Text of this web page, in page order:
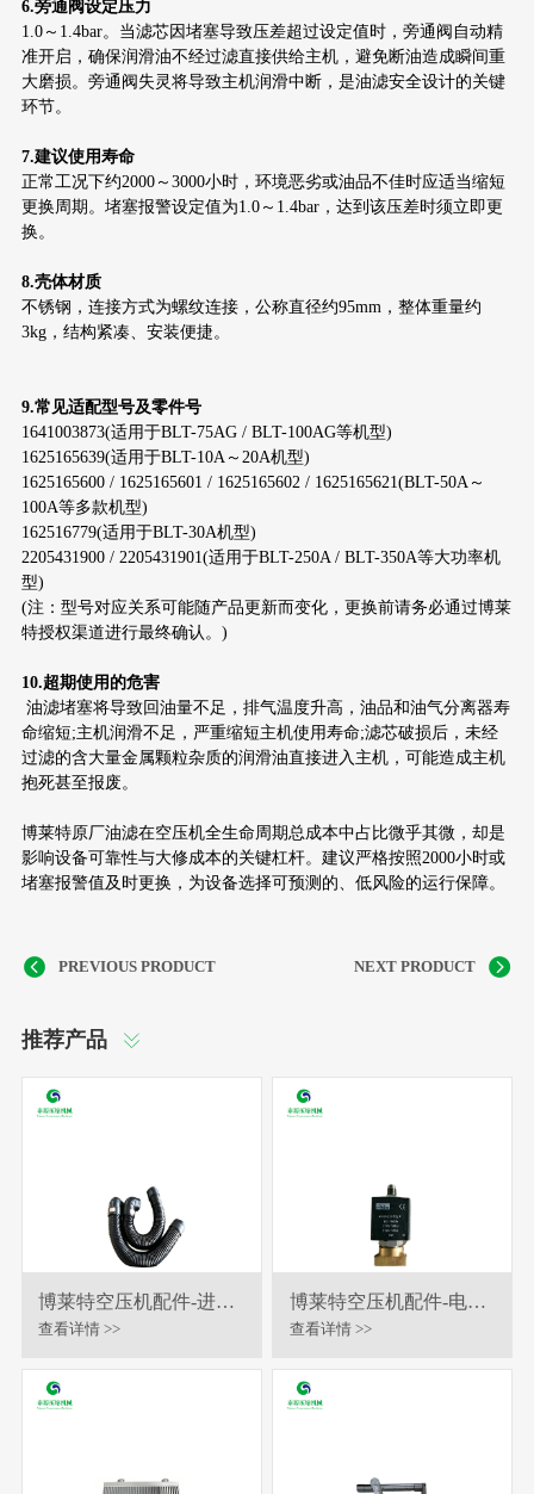
6.旁通阀设定压力
1.0～1.4bar。当滤芯因堵塞导致压差超过设定值时，旁通阀自动精
准开启，确保润滑油不经过滤直接供给主机，避免断油造成瞬间重
大磨损。旁通阀失灵将导致主机润滑中断，是油滤安全设计的关键
环节。
7.建议使用寿命
正常工况下约2000～3000小时，环境恶劣或油品不佳时应适当缩短
更换周期。堵塞报警设定值为1.0～1.4bar，达到该压差时须立即更
换。
8.壳体材质
不锈钢，连接方式为螺纹连接，公称直径约95mm，整体重量约
3kg，结构紧凑、安装便捷。
9.常见适配型号及零件号
1641003873(适用于BLT-75AG / BLT-100AG等机型)
1625165639(适用于BLT-10A～20A机型)
1625165600 / 1625165601 / 1625165602 / 1625165621(BLT-50A～
100A等多款机型)
162516779(适用于BLT-30A机型)
2205431900 / 2205431901(适用于BLT-250A / BLT-350A等大功率机
型)
(注：型号对应关系可能随产品更新而变化，更换前请务必通过博莱
特授权渠道进行最终确认。)
10.超期使用的危害
油滤堵塞将导致回油量不足，排气温度升高，油品和油气分离器寿
命缩短;主机润滑不足，严重缩短主机使用寿命;滤芯破损后，未经
过滤的含大量金属颗粒杂质的润滑油直接进入主机，可能造成主机
抱死甚至报废。
博莱特原厂油滤在空压机全生命周期总成本中占比微乎其微，却是
影响设备可靠性与大修成本的关键杠杆。建议严格按照2000小时或
堵塞报警值及时更换，为设备选择可预测的、低风险的运行保障。
推荐产品
博莱特空压机配件-进气
软管
查看详情 >>
博莱特空压机配件-电磁
阀
查看详情 >>